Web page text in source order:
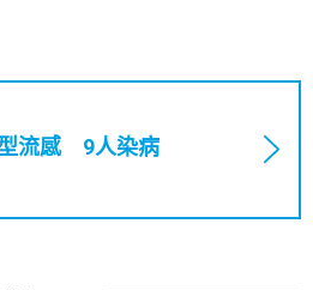
流感 9人染病